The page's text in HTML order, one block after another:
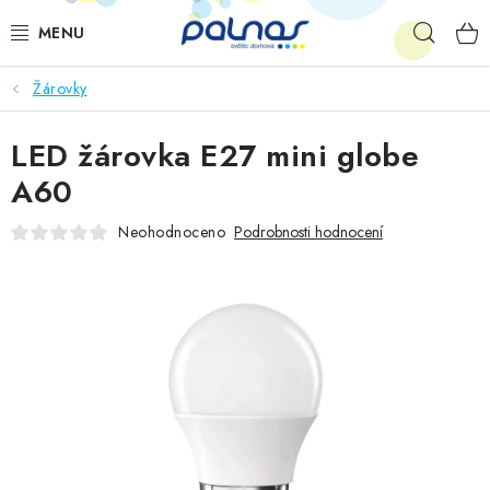
na
OSVĚTLENÍ INTERIÉRU
LED
VENKOVNÍ OSVĚTLENÍ
Žárovky
LED žárovka E27 mini globe
A60
Neohodnoceno Podrobnosti hodnocení